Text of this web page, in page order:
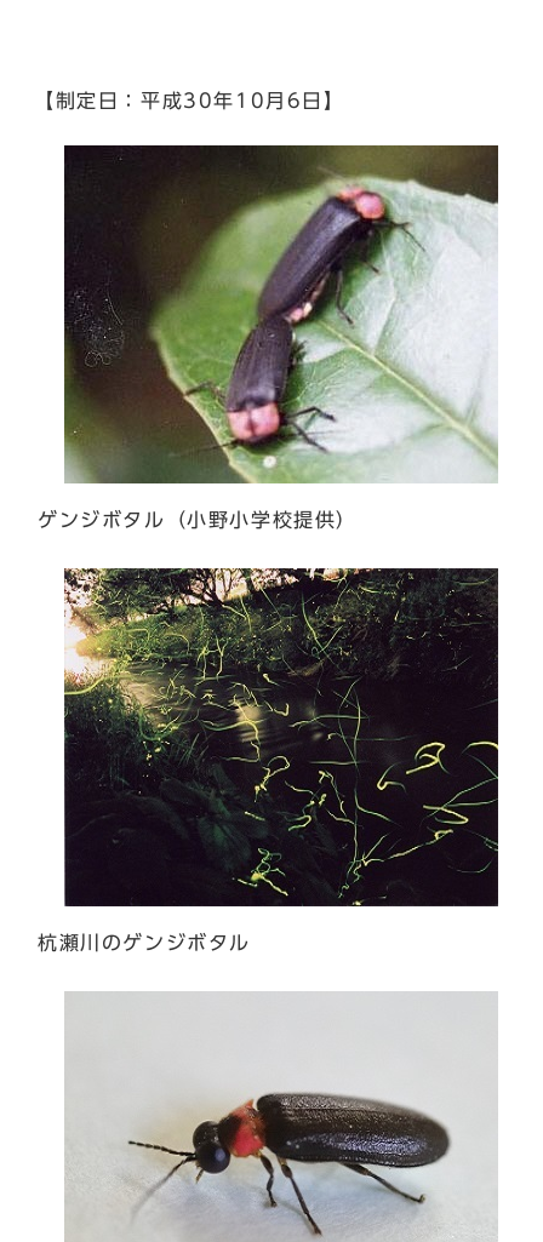
【制定日：平成30年10月6日】
ゲンジボタル（小野小学校提供）
杭瀬川のゲンジボタル